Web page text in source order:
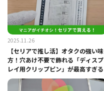
2025.11.26
【セリアで推し活】オタクの強い味
方！穴あけ不要で飾れる「ディスプ
レイ用クリップピン」が最高すぎる